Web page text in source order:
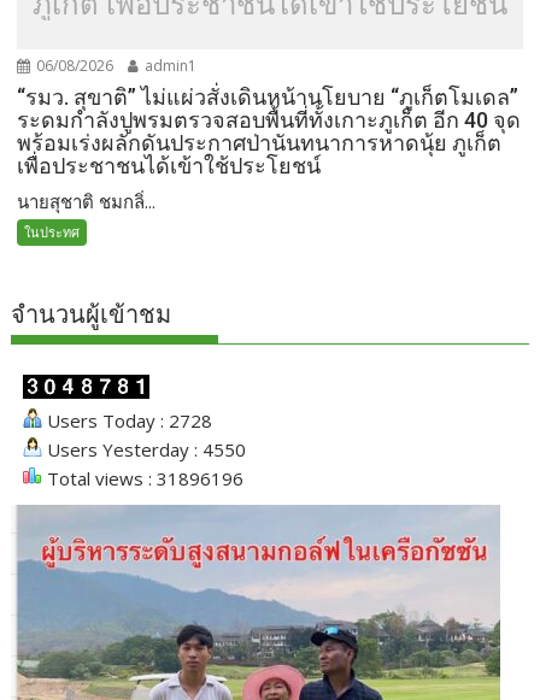
06/08/2026 admin1
“รมว. สุขาติ” ไม่แผ่วสั่งเดินหน้านโยบาย “ภูเก็ตโมเดล”
ระดมกำลังปูพรมตรวจสอบพื้นที่ทั้งเกาะภูเก็ต อีก 40 จุด
พร้อมเร่งผลักดันประกาศป่านันทนาการหาดนุ้ย ภูเก็ต
เพื่อประชาชนได้เข้าใช้ประโยชน์
นายสุชาติ ชมกลิ่...
ในประทศ
จำนวนผู้เข้าชม
Users Today : 2728
Users Yesterday : 4550
Total views : 31896196